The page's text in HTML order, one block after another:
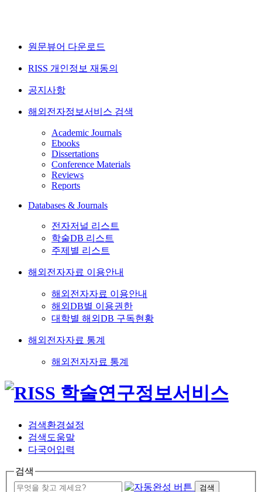
원문뷰어 다운로드
RISS 개인정보 재동의
공지사항
해외전자정보서비스 검색
Academic Journals
Ebooks
Dissertations
Conference Materials
Reviews
Reports
Databases & Journals
전자저널 리스트
학술DB 리스트
주제별 리스트
해외전자자료 이용안내
해외전자자료 이용안내
해외DB별 이용권한
대학별 해외DB 구독현황
해외전자자료 통계
해외전자자료 통계
검색환경설정
검색도움말
다국어입력
검색
검색